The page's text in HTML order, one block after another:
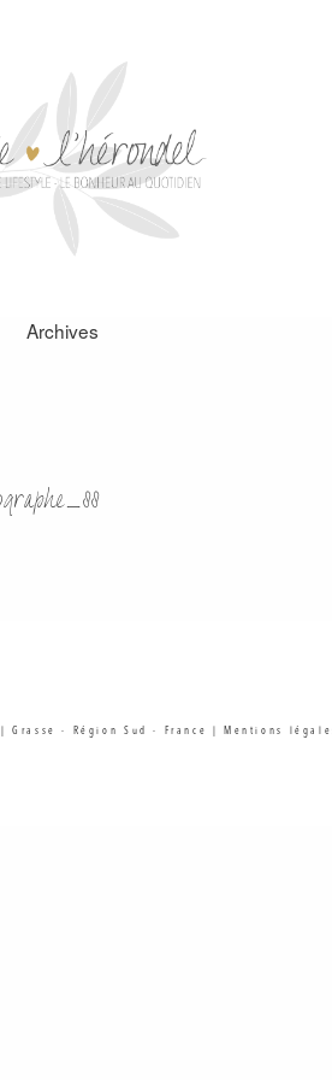
Archives
- Région Sud - France | Mentions